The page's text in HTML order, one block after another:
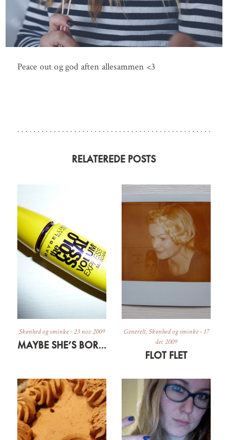
Peace out og god aften allesammen <3
RELATEREDE POSTS
Skønhed og sminke-23 nov 2009
MAYBE SHE’S BORN WITH IT
Generelt, Skønhed og sminke- 17
dec 2009
FLOT FLET